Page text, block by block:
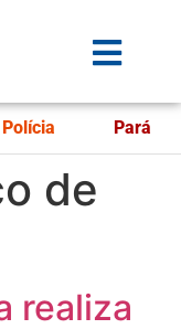
Polícia Pará
de
realiza